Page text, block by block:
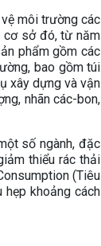
môi trường các
cơ sở đó, từ năm
phẩm gồm các
bao gồm túi
xây dựng và vận
nhãn các-bon,
số ngành, đặc
thiểu rác thải
(Tiêu
khoảng cách